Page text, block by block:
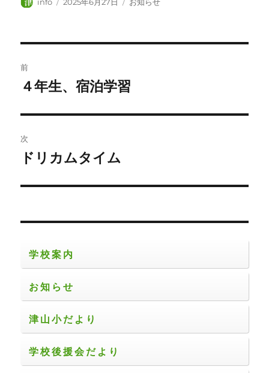
稿
ビ
ゲ
ー
ン
前
前
投
稿:
４年生、宿泊学習
次
次
投
ドリカムタイム
学校案内
お知らせ
津山小だより
学校後援会だより